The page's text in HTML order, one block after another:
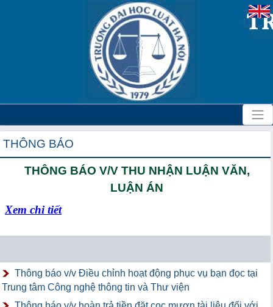
THÔNG BÁO
THÔNG BÁO V/V THU NHẬN LUẬN VĂN,
LUẬN ÁN
Xem chi tiết
Thông báo v/v Điều chỉnh hoạt động phục vụ bạn đọc tại
Trung tâm Công nghệ thông tin và Thư viện